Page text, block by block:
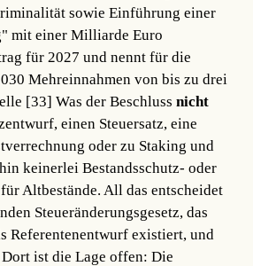
sowie Einführung einer
mit einer Milliarde Euro
für 2027 und nennt für die
Mehreinnahmen von bis zu drei
[33] Was der Beschlussnicht
einen Steuersatz, eine
oder zu Staking und
keinerlei Bestandsschutz- oder
Altbestände. All das entscheidet
Steueränderungsgesetz, das
Referentenentwurf existiert, und
ist die Lage offen: Die